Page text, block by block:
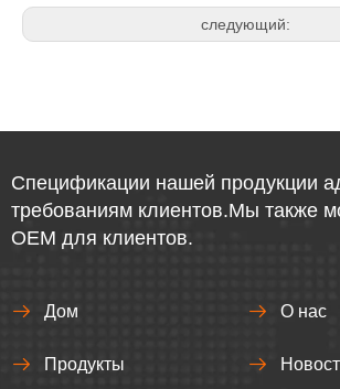
следующий:
Спецификации нашей продукции
требованиям клиентов.Мы также
OEM для клиентов.
Дом О нас
Продукты